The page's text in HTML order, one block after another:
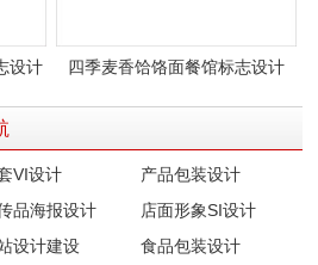
设计 四季麦香饸饹面餐馆标志设计
VI设计
产品包装设计
品海报设计
店面形象SI设计
设计建设
食品包装设计